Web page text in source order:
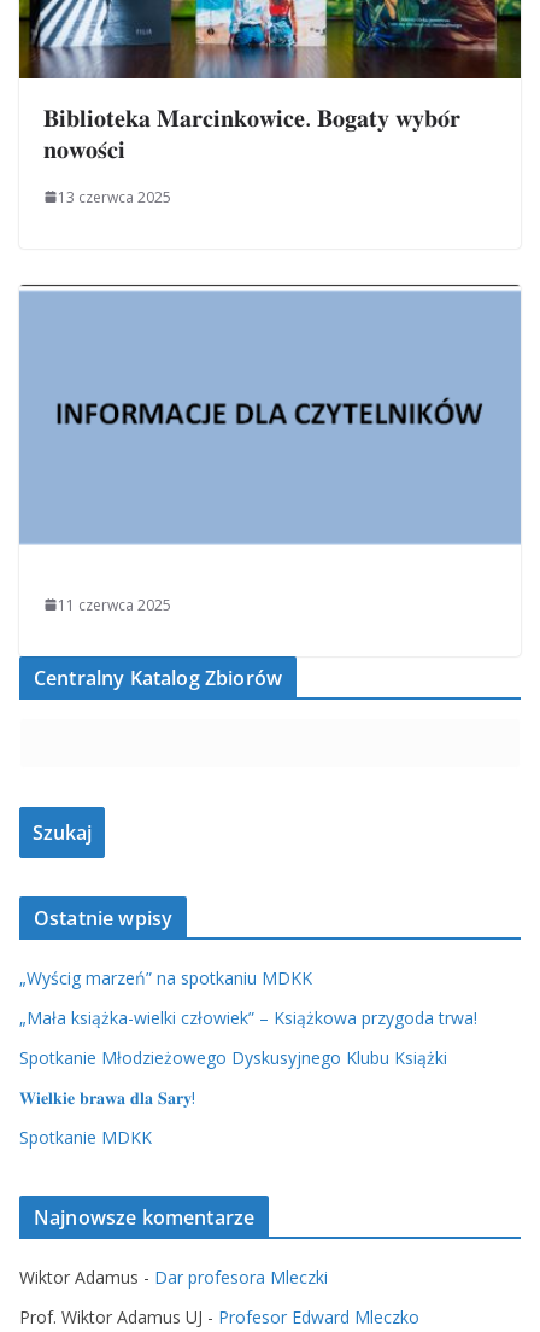
𝐁𝐢𝐛𝐥𝐢𝐨𝐭𝐞𝐤𝐚 𝐌𝐚𝐫𝐜𝐢𝐧𝐤𝐨𝐰𝐢𝐜𝐞. 𝐁𝐨𝐠𝐚𝐭𝐲 𝐰𝐲𝐛𝐨́𝐫
𝐧𝐨𝐰𝐨𝐬́𝐜𝐢
13 czerwca 2025
11 czerwca 2025
Centralny Katalog Zbiorów
Ostatnie wpisy
„Wyścig marzeń” na spotkaniu MDKK
„Mała książka-wielki człowiek” – Książkowa przygoda trwa!
Spotkanie Młodzieżowego Dyskusyjnego Klubu Książki
𝐖𝐢𝐞𝐥𝐤𝐢𝐞 𝐛𝐫𝐚𝐰𝐚 𝐝𝐥𝐚 𝐒𝐚𝐫𝐲!
Spotkanie MDKK
Najnowsze komentarze
Wiktor Adamus - Dar profesora Mleczki
Prof. Wiktor Adamus UJ - Profesor Edward Mleczko